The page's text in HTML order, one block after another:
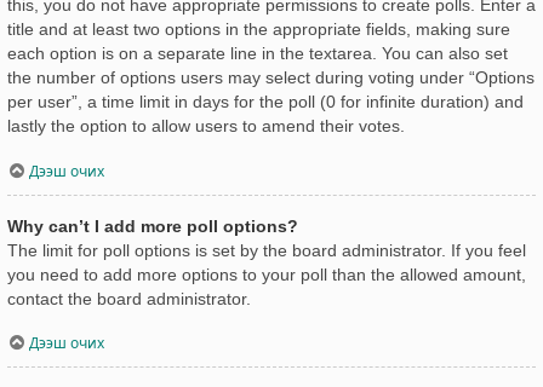
this, you do not have appropriate permissions to create polls. Enter a
title and at least two options in the appropriate fields, making sure
each option is on a separate line in the textarea. You can also set
the number of options users may select during voting under “Options
per user”, a time limit in days for the poll (0 for infinite duration) and
lastly the option to allow users to amend their votes.
Дээш очих
Why can’t I add more poll options?
The limit for poll options is set by the board administrator. If you feel
you need to add more options to your poll than the allowed amount,
contact the board administrator.
Дээш очих